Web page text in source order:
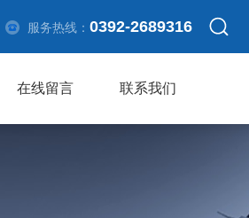
服务热线： 0392-2689316
在线留言 联系我们